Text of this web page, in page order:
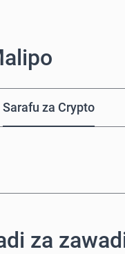
Sarafu za Crypto
za